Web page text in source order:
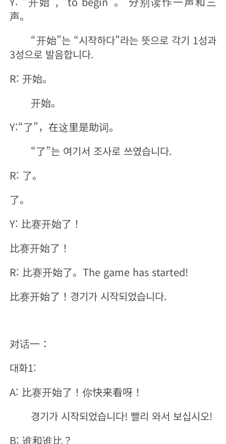
声。
“开始”는 “시작하다”라는 뜻으로 각기 1성과
3성으로 발음합니다.
R: 开始。
开始。
Y:“了”，在这里是助词。
“了”는 여기서 조사로 쓰였습니다.
R: 了。
了。
Y: 比赛开始了！
比赛开始了！
R: 比赛开始了。The game has started!
比赛开始了！경기가 시작되었습니다.
对话一：
대화1:
A: 比赛开始了！你快来看呀！
경기가 시작되었습니다! 빨리 와서 보십시오!
B: 谁和谁比？